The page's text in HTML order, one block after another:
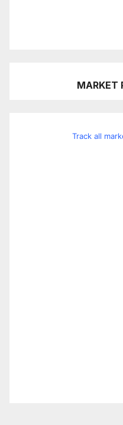
MARKET
Track all